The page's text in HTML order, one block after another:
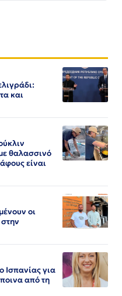
και
θαλασσινό
είναι
οι
Ισπανίας για
από τη